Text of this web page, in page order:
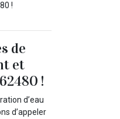
!
de
et
!
d’eau
d’appeler